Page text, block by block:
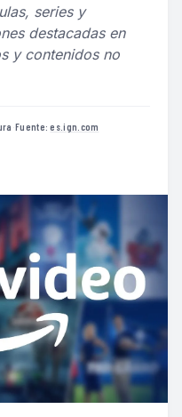
series y
destacadas en
y contenidos no
·Fuente:es.ign.com